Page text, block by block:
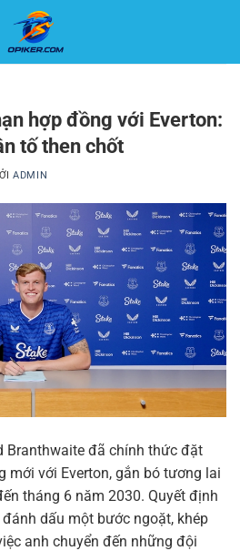
hợp đồng với Everton:
tố then chốt
ADMIN
Branthwaite đã chính thức đặt
mới với Everton, gắn bó tương lai
tháng 6 năm 2030. Quyết định
dấu một bước ngoặt, khép
anh chuyển đến những đội